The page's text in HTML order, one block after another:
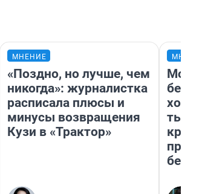
МНЕНИЕ
«Поздно, но лучше, чем
никогда»: журналистка
расписала плюсы и
минусы возвращения
Кузи в «Трактор»
Мой